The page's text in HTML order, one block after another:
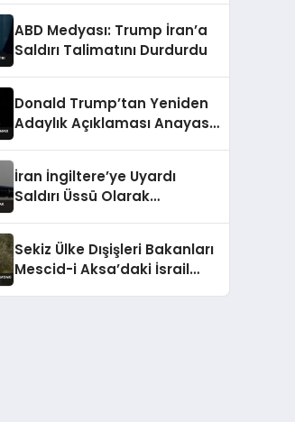
ABD Medyası: Trump İran’a
Saldırı Talimatını Durdurdu
Donald Trump’tan Yeniden
Adaylık Açıklaması Anayasa
İran İngiltere’ye Uyardı
Saldırı Üssü Olarak
Sekiz Ülke Dışişleri Bakanları
Mescid-i Aksa’daki İsrail